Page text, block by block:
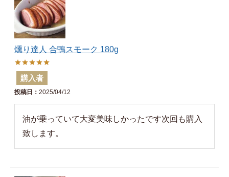
燻り達人 合鴨スモーク 180g
購入者
投稿日 2025/04/12
油が乗っていて大変美味しかったです次回も購入
致します。